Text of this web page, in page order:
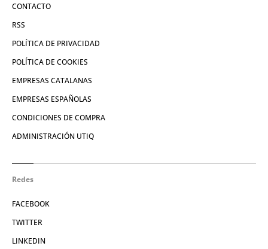
CONTACTO
RSS
POLÍTICA DE PRIVACIDAD
POLÍTICA DE COOKIES
EMPRESAS CATALANAS
EMPRESAS ESPAÑOLAS
CONDICIONES DE COMPRA
ADMINISTRACIÓN UTIQ
Redes
FACEBOOK
TWITTER
LINKEDIN